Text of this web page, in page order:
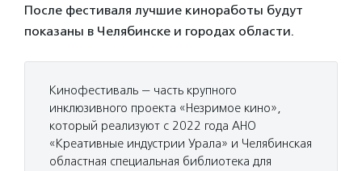
После фестиваля лучшие киноработы будут
показаны в Челябинске и городах области.
Кинофестиваль — часть крупного
инклюзивного проекта «Незримое кино»,
который реализуют с 2022 года АНО
«Креативные индустрии Урала» и Челябинская
областная специальная библиотека для